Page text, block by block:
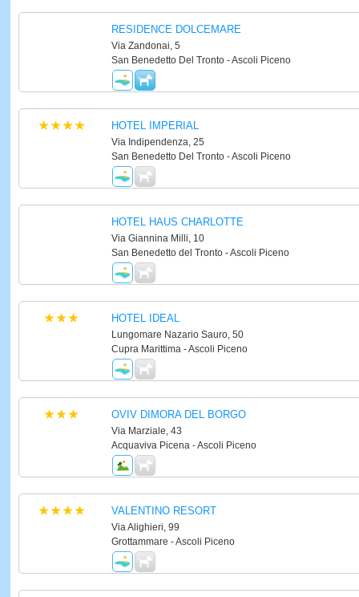
RESIDENCE DOLCEMARE
Via Zandonai, 5
San Benedetto Del Tronto - Ascoli Piceno
HOTEL IMPERIAL
Via Indipendenza, 25
San Benedetto Del Tronto - Ascoli Piceno
HOTEL HAUS CHARLOTTE
Via Giannina Milli, 10
San Benedetto del Tronto - Ascoli Piceno
HOTEL IDEAL
Lungomare Nazario Sauro, 50
Cupra Marittima - Ascoli Piceno
OVIV DIMORA DEL BORGO
Via Marziale, 43
Acquaviva Picena - Ascoli Piceno
VALENTINO RESORT
Via Alighieri, 99
Grottammare - Ascoli Piceno